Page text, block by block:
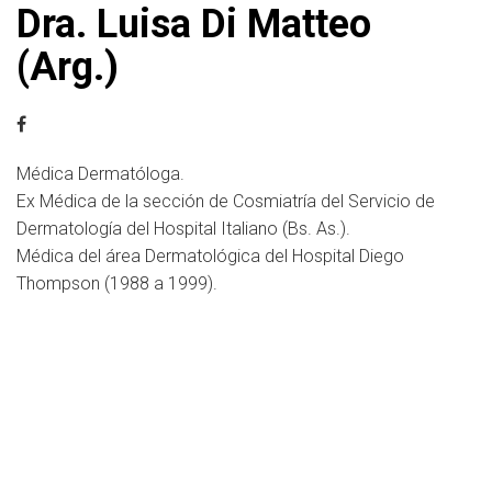
Dra. Luisa Di Matteo
(Arg.)
Médica Dermatóloga.
Ex Médica de la sección de Cosmiatría del Servicio de
Dermatología del Hospital Italiano (Bs. As.).
Médica del área Dermatológica del Hospital Diego
Thompson (1988 a 1999).